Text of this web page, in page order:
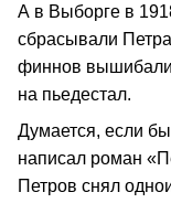
А в Выборге в
сбрасывали
финнов вышибали
на пьедестал.
Думается, если
написал роман
Петров снял